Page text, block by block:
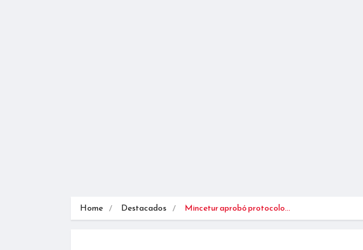
Home Destacados Mincetur aprobó protocolo…